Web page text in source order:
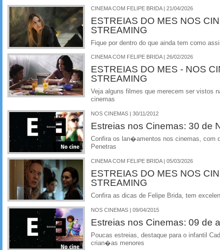
CINEMA COM FELIPE BRIDA | 21/04/2026
ESTREIAS DO MES NOS
STREAMING
Fique por dentro do que ainda tem como
CINEMA COM FELIPE BRIDA | 26/02/2026
ESTREIAS DO MES - NOS
STREAMING
Veja alguns filmes que merecem ser vistos
cinemas
NOS CINEMAS | 30/11/2012
Estreias nos Cinemas: 30 de
Confira os lan�amentos nos cinemas, com
Penetras
CINEMA COM FELIPE BRIDA | 05/03/2026
ESTREIAS DO MES NOS
STREAMING
Confira as dicas de Felipe Brida, tem
NOS CINEMAS | 09/04/2015
Estreias nos Cinemas: 09 de
Poucas estreias, destaque para o infantil
crian�as menores